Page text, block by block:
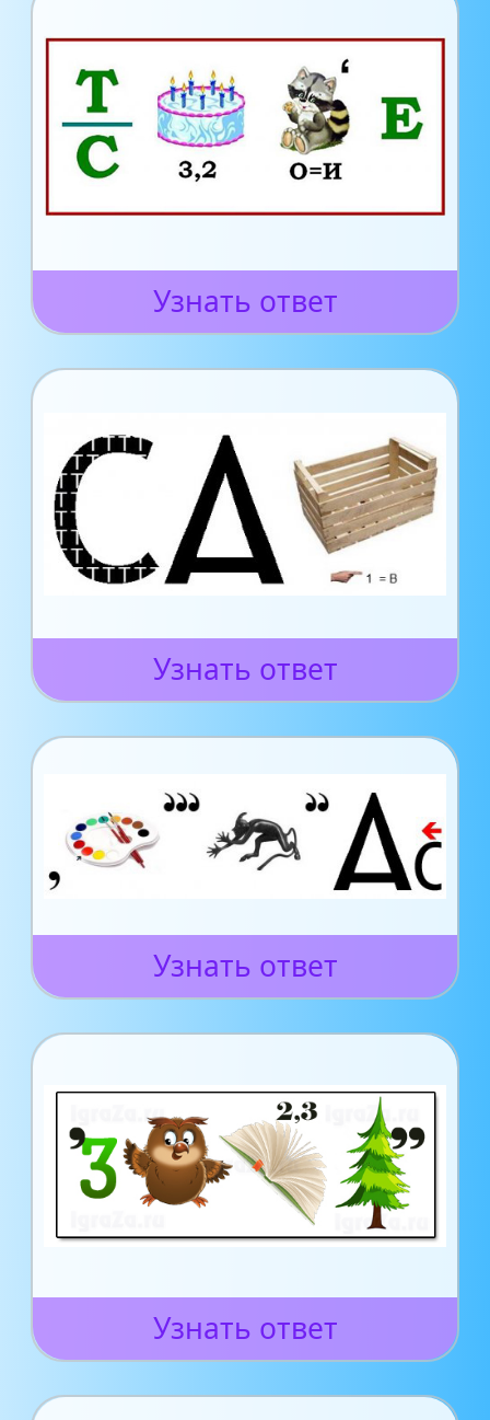
Узнать ответ
Узнать ответ
Узнать ответ
Узнать ответ